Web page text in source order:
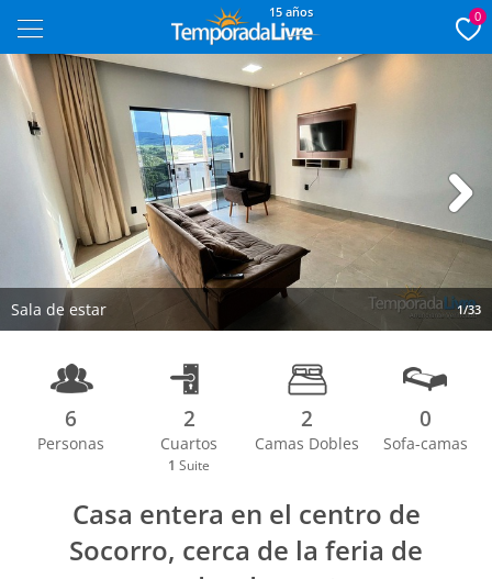
15 años 0
Sala de estar 1/33
Next
6
Personas
2
Cuartos
1 Suite
2
Camas Dobles
0
Sofa-camas
Casa entera en el centro de
Socorro, cerca de la feria de